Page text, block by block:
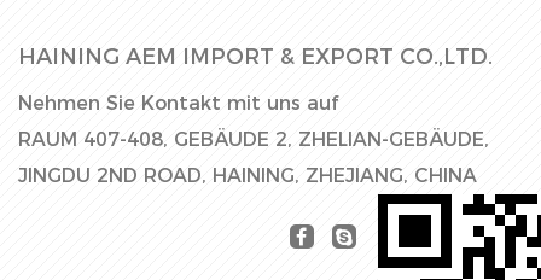
HAINING AEM IMPORT & EXPORT CO.,LTD.
Nehmen Sie Kontakt mit uns auf
RAUM 407-408, GEBÄUDE 2, ZHELIAN-GEBÄUDE,
JINGDU 2ND ROAD, HAINING, ZHEJIANG, CHINA